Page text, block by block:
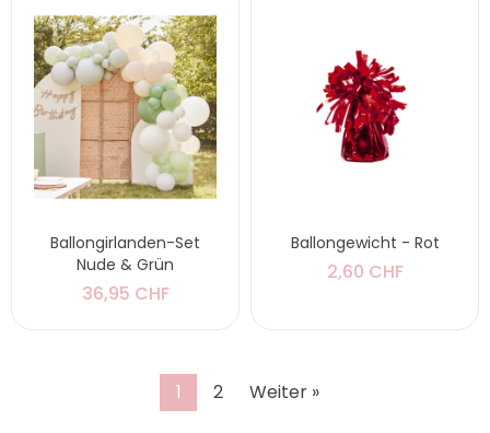
Ballongirlanden-Set
Nude & Grün
36,95 CHF
Ballongewicht - Rot
2,60 CHF
1 2 Weiter »